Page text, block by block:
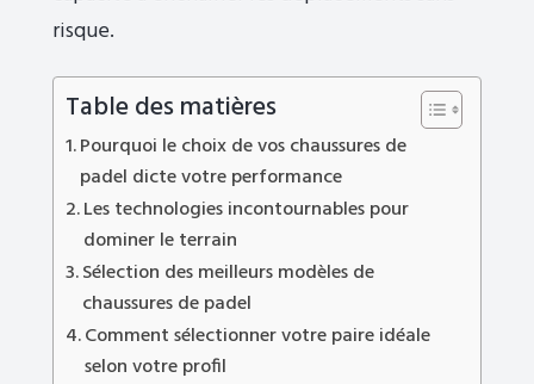
risque.
Table des matières
Pourquoi le choix de vos chaussures de
padel dicte votre performance
Les technologies incontournables pour
dominer le terrain
Sélection des meilleurs modèles de
chaussures de padel
Comment sélectionner votre paire idéale
selon votre profil